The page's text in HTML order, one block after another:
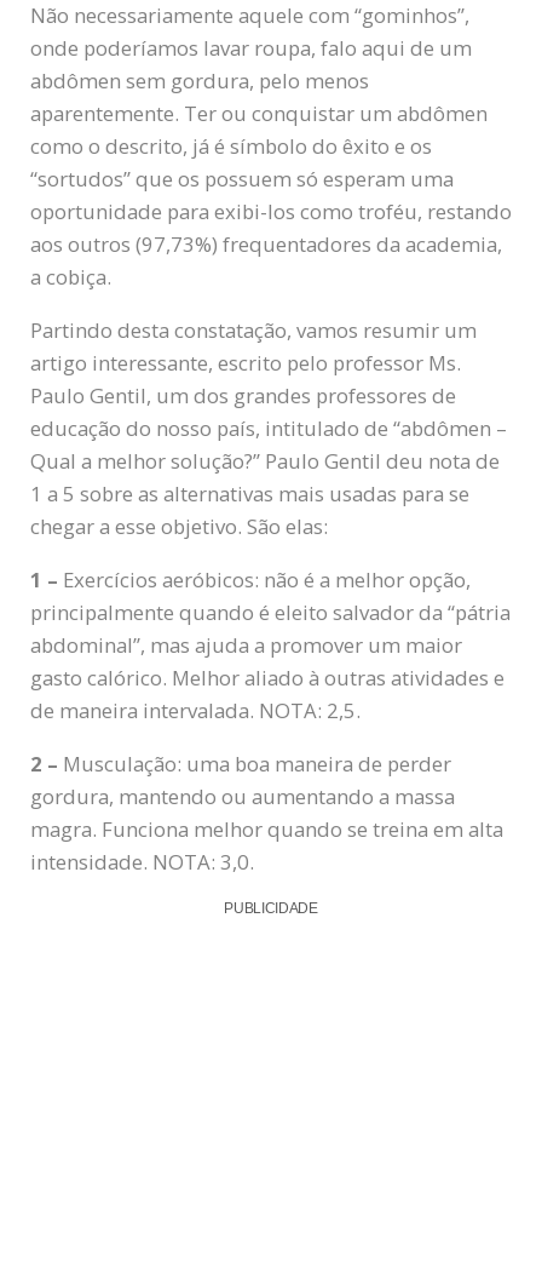
Não necessariamente aquele com “gominhos”,
onde poderíamos lavar roupa, falo aqui de um
abdômen sem gordura, pelo menos
aparentemente. Ter ou conquistar um abdômen
como o descrito, já é símbolo do êxito e os
“sortudos” que os possuem só esperam uma
oportunidade para exibi-los como troféu, restando
aos outros (97,73%) frequentadores da academia,
a cobiça.
Partindo desta constatação, vamos resumir um
artigo interessante, escrito pelo professor Ms.
Paulo Gentil, um dos grandes professores de
educação do nosso país, intitulado de “abdômen –
Qual a melhor solução?” Paulo Gentil deu nota de
1 a 5 sobre as alternativas mais usadas para se
chegar a esse objetivo. São elas:
1 – Exercícios aeróbicos: não é a melhor opção,
principalmente quando é eleito salvador da “pátria
abdominal”, mas ajuda a promover um maior
gasto calórico. Melhor aliado à outras atividades e
de maneira intervalada. NOTA: 2,5.
2 – Musculação: uma boa maneira de perder
gordura, mantendo ou aumentando a massa
magra. Funciona melhor quando se treina em alta
intensidade. NOTA: 3,0.
PUBLICIDADE